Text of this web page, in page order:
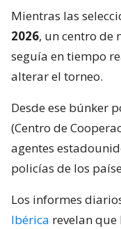
Mientras las
2026, un centro de
seguía en tiempo
alterar el torneo.
Desde ese búnker
(Centro de
agentes
policías de los
Los informes
Ibérica revelan que